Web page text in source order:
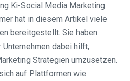
Ki-Social Media Marketing
hat in diesem Artikel viele
bereitgestellt. Sie haben
dabei hilft,
Strategien umzusetzen.
auf Plattformen wie